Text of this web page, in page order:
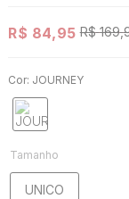
R$ 84,95 R$ 169,
Cor: JOURNEY
Tamanho
UNICO